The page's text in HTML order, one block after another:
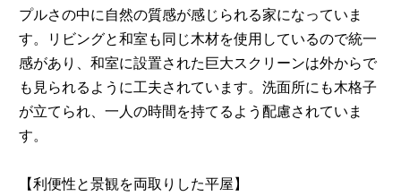
プルさの中に自然の質感が感じられる家になっていま
す。リビングと和室も同じ木材を使用しているので統一
感があり、和室に設置された巨大スクリーンは外からで
も見られるように工夫されています。洗面所にも木格子
が立てられ、一人の時間を持てるよう配慮されていま
す。
【利便性と景観を両取りした平屋】